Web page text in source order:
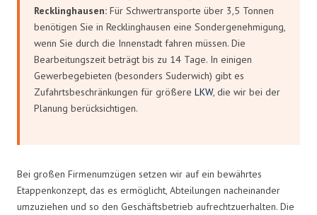
Recklinghausen: Für Schwertransporte über 3,5 Tonnen
benötigen Sie in Recklinghausen eine Sondergenehmigung,
wenn Sie durch die Innenstadt fahren müssen. Die
Bearbeitungszeit beträgt bis zu 14 Tage. In einigen
Gewerbegebieten (besonders Suderwich) gibt es
Zufahrtsbeschränkungen für größere LKW, die wir bei der
Planung berücksichtigen.
Bei großen Firmenumzügen setzen wir auf ein bewährtes
Etappenkonzept, das es ermöglicht, Abteilungen nacheinander
umzuziehen und so den Geschäftsbetrieb aufrechtzuerhalten. Die